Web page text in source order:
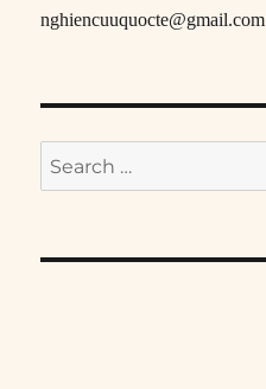
nghiencuuquocte@gmail.com
Search
for: